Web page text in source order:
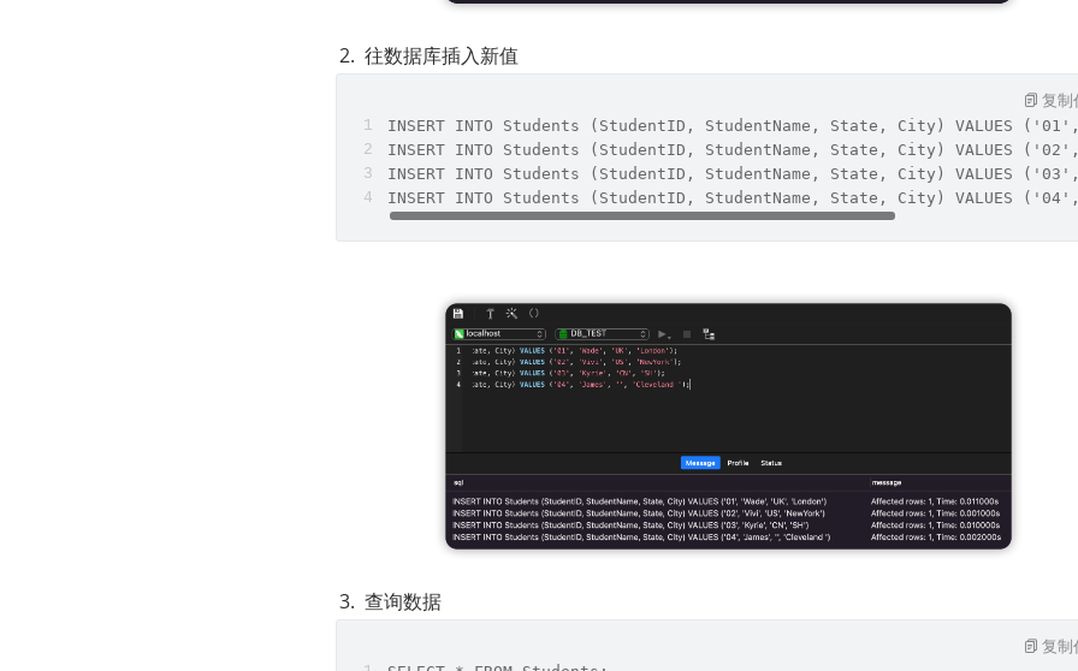
往数据库插入新值
INSERT INTO Students (StudentID, StudentName, State, City) VALUES
INSERT INTO Students (StudentID, StudentName, State, City) VALUES
INSERT INTO Students (StudentID, StudentName, State, City) VALUES
INSERT INTO Students (StudentID, StudentName, State, City) VALUES
复制
查询数据
复制